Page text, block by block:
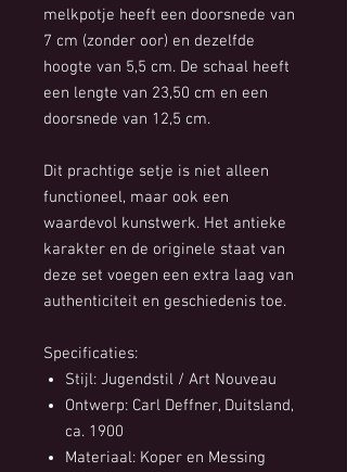
melkpotje heeft een doorsnede van
7 cm (zonder oor) en dezelfde
hoogte van 5,5 cm. De schaal heeft
een lengte van 23,50 cm en een
doorsnede van 12,5 cm.
Dit prachtige setje is niet alleen
functioneel, maar ook een
waardevol kunstwerk. Het antieke
karakter en de originele staat van
deze set voegen een extra laag van
authenticiteit en geschiedenis toe.
Specificaties:
Stijl: Jugendstil / Art Nouveau
Ontwerp: Carl Deffner, Duitsland,
ca. 1900
Materiaal: Koper en Messing